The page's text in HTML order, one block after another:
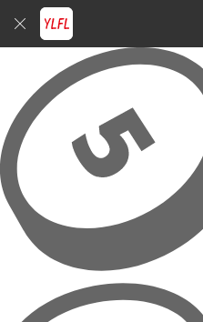
Overslaan naar hoofdinhoud